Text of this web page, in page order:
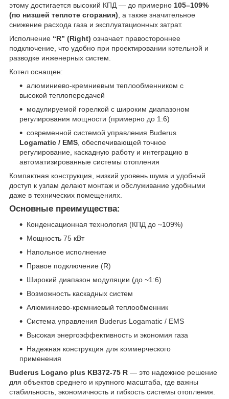
этому достигается высокий КПД — до примерно 105–109%
(по низшей теплоте сгорания) , а также значительное
снижение расхода газа и эксплуатационных затрат.
Исполнение “R” (Right) означает правостороннее
подключение, что удобно при проектировании котельной и
разводке инженерных систем.
Котел оснащен:
алюминиево-кремниевым теплообменником с
высокой теплопередачей
модулируемой горелкой с широким диапазоном
регулирования мощности (примерно до 1:6)
современной системой управления Buderus
Logamatic / EMS , обеспечивающей точное
регулирование, каскадную работу и интеграцию в
автоматизированные системы отопления
Компактная конструкция, низкий уровень шума и удобный
доступ к узлам делают монтаж и обслуживание удобными
даже в технических помещениях.
Основные преимущества:
Конденсационная технология (КПД до ~109%)
Мощность 75 кВт
Напольное исполнение
Правое подключение (R)
Широкий диапазон модуляции (до ~1:6)
Возможность каскадных систем
Алюминиево-кремниевый теплообменник
Система управления Buderus Logamatic / EMS
Высокая энергоэффективность и экономия газа
Надежная конструкция для коммерческого
применения
Buderus Logano plus KB372-75 R — это надежное решение
для объектов среднего и крупного масштаба, где важны
стабильность, экономичность и гибкость системы отопления.